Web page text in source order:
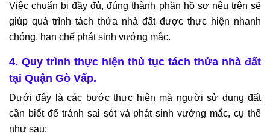
Việc chuẩn bị đầy đủ, đúng thành phần hồ sơ nêu trên sẽ
giúp quá trình tách thửa nhà đất được thực hiện nhanh
chóng, hạn chế phát sinh vướng mắc.
4. Quy trình thực hiện thủ tục tách thửa nhà đất
tại Quận Gò Vấp.
Dưới đây là các bước thực hiện mà người sử dụng đất
cần biết để tránh sai sót và phát sinh vướng mắc, cụ thể
như sau: